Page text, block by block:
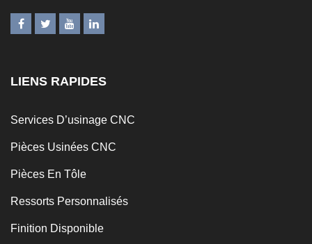
LIENS RAPIDES
Services D’usinage CNC
Pièces Usinées CNC
Pièces En Tôle
Ressorts Personnalisés
Finition Disponible